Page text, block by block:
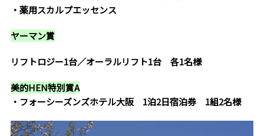
・薬用スカルプエッセンス
ヤーマン賞
リフトロジー1台／オーラルリフト1台 各1名様
美的HEN特別賞A
・フォーシーズンズホテル大阪 1泊2日宿泊券 1組2名様